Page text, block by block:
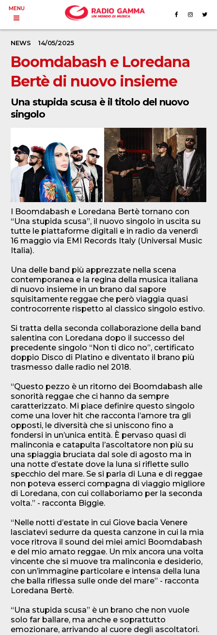
MENU
NEWS 14/05/2025
Boomdabash e Loredana
Bertè di nuovo insieme
Una stupida scusa è il titolo del nuovo
singolo
I Boomdabash e Loredana Bertè tornano con
“Una stupida scusa”, il nuovo singolo in uscita su
tutte le piattaforme digitali e in radio da venerdì
16 maggio via EMI Records Italy (Universal Music
Italia).
Una delle band più apprezzate nella scena
contemporanea e la regina della musica italiana
di nuovo insieme in un brano dal sapore
squisitamente reggae che però viaggia quasi
controcorrente rispetto al classico singolo estivo.
Si tratta della seconda collaborazione della band
salentina con Loredana dopo il successo del
precedente singolo “Non ti dico no”, certificato
doppio Disco di Platino e diventato il brano più
trasmesso dalle radio nel 2018.
“Questo pezzo è un ritorno dei Boomdabash alle
sonorità reggae che ci hanno da sempre
caratterizzato. Mi piace definire questo singolo
come una lover hit che racconta l’amore tra gli
opposti, le diversità che si uniscono fino a
fondersi in un’unica entità. È pervaso quasi di
malinconia e catapulta l’ascoltatore non più su
una spiaggia bruciata dal sole di agosto ma in
una notte d’estate dove la luna si riflette sullo
specchio del mare. Se si parla di Luna e di reggae
non poteva esserci compagna di viaggio migliore
di Loredana, con cui collaboriamo per la seconda
volta.” - racconta Biggie.
“Nelle notti d’estate in cui Giove bacia Venere
lasciatevi sedurre da questa canzone in cui la mia
voce ritrova il sound dei miei amici Boomdabash
e del mio amato reggae. Un mix ancora una volta
vincente che si muove tra malinconia e desiderio,
con un’immagine particolare e intensa della luna
che balla riflessa sulle onde del mare” - racconta
Loredana Bertè.
“Una stupida scusa” è un brano che non vuole
solo far ballare, ma anche e soprattutto
emozionare, arrivando al cuore degli ascoltatori.